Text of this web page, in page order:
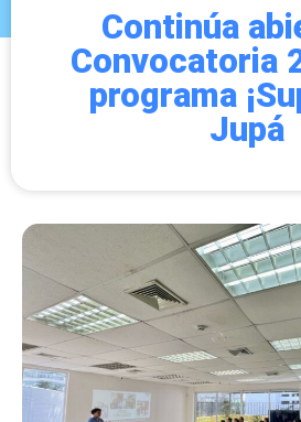
Continúa
Convocatoria
programa
Jupá